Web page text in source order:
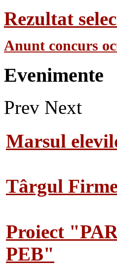
Rezultat
Anunt concurs
Evenimente
Prev Next
Marsul
Târgul
Proiect
PEB"